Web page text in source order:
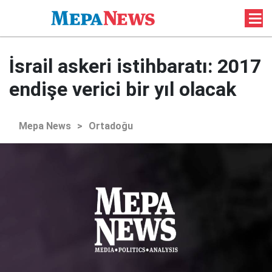
İsrail askeri istihbaratı: 2017
endişe verici bir yıl olacak
Mepa News > Ortadoğu